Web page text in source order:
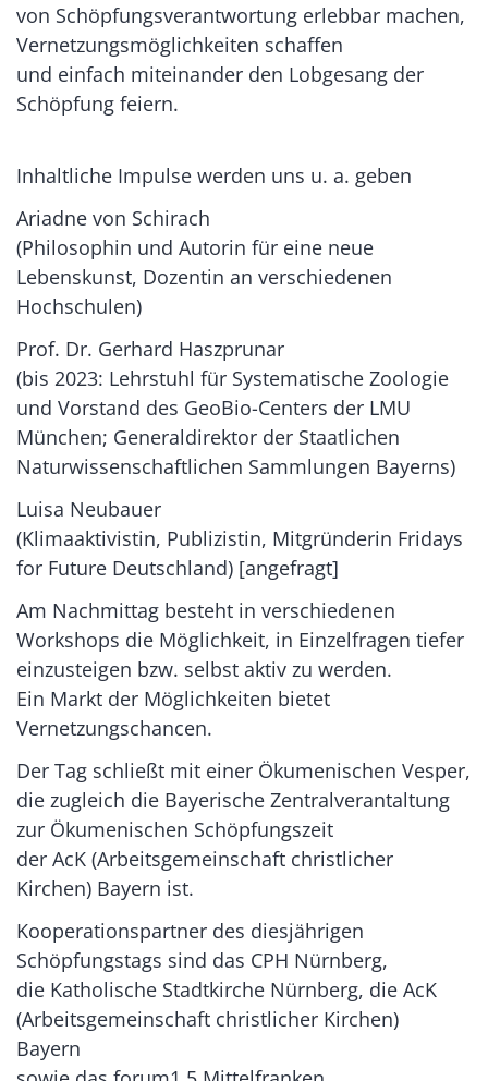
von Schöpfungsverantwortung erlebbar machen,
Vernetzungsmöglichkeiten schaffen
und einfach miteinander den Lobgesang der
Schöpfung feiern.
Inhaltliche Impulse werden uns u. a. geben
Ariadne von Schirach
(Philosophin und Autorin für eine neue
Lebenskunst, Dozentin an verschiedenen
Hochschulen)
Prof. Dr. Gerhard Haszprunar
(bis 2023: Lehrstuhl für Systematische Zoologie
und Vorstand des GeoBio-Centers der LMU
München; Generaldirektor der Staatlichen
Naturwissenschaftlichen Sammlungen Bayerns)
Luisa Neubauer
(Klimaaktivistin, Publizistin, Mitgründerin Fridays
for Future Deutschland) [angefragt]
Am Nachmittag besteht in verschiedenen
Workshops die Möglichkeit, in Einzelfragen tiefer
einzusteigen bzw. selbst aktiv zu werden.
Ein Markt der Möglichkeiten bietet
Vernetzungschancen.
Der Tag schließt mit einer Ökumenischen Vesper,
die zugleich die Bayerische Zentralverantaltung
zur Ökumenischen Schöpfungszeit
der AcK (Arbeitsgemeinschaft christlicher
Kirchen) Bayern ist.
Kooperationspartner des diesjährigen
Schöpfungstags sind das CPH Nürnberg,
die Katholische Stadtkirche Nürnberg, die AcK
(Arbeitsgemeinschaft christlicher Kirchen)
Bayern